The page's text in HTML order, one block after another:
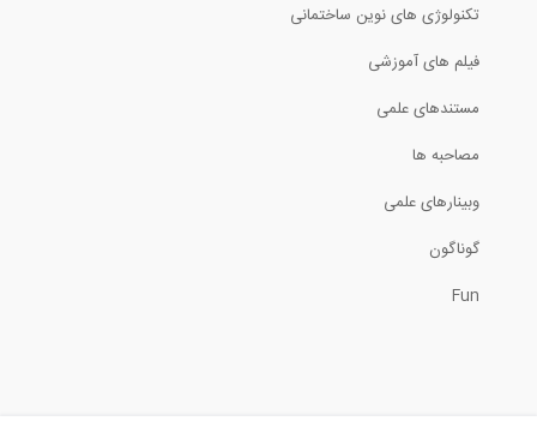
تکنولوژی های نوین ساختمانی
فیلم های آموزشی
مستندهای علمی
مصاحبه ها
وبینارهای علمی
گوناگون
Fun